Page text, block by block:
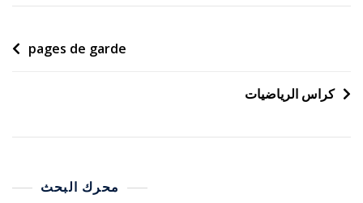
pages de garde
كراس الرياضيات
محرك البحث